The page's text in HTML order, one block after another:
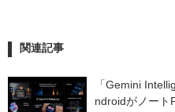
関連記事
「Gemini
ndroidがノート